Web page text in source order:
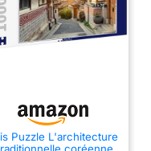
Puzzle L'architecture
coréenne